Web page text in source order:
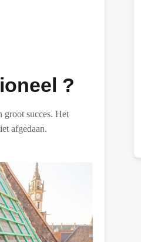
?
groot succes. Het
afgedaan.